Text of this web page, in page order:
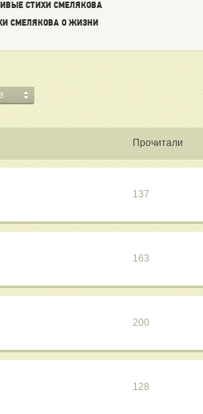
СТИХИ СМЕЛЯКОВА
СМЕЛЯКОВА О ЖИЗНИ
Прочитали
137
163
200
128